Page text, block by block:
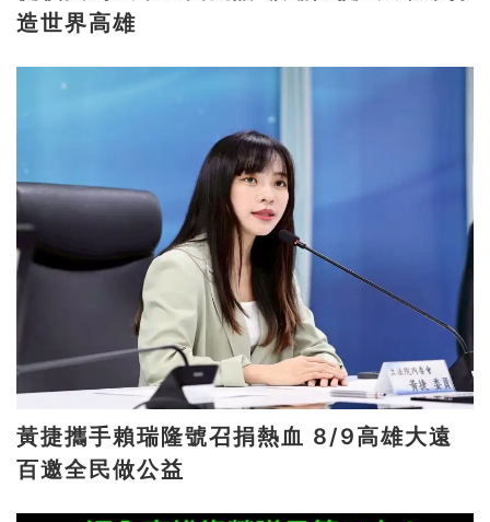
造世界高雄
黃捷攜手賴瑞隆號召捐熱血 8/9高雄大遠
百邀全民做公益